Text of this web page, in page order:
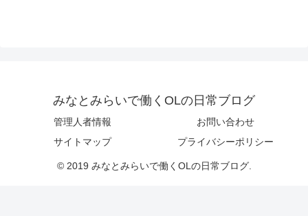
みなとみらいで働くOLの日常ブログ
管理人者情報
お問い合わせ
サイトマップ
プライバシーポリシー
© 2019 みなとみらいで働くOLの日常ブログ.